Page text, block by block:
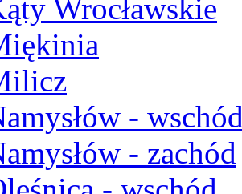
Wrocławskie
-
- zachód